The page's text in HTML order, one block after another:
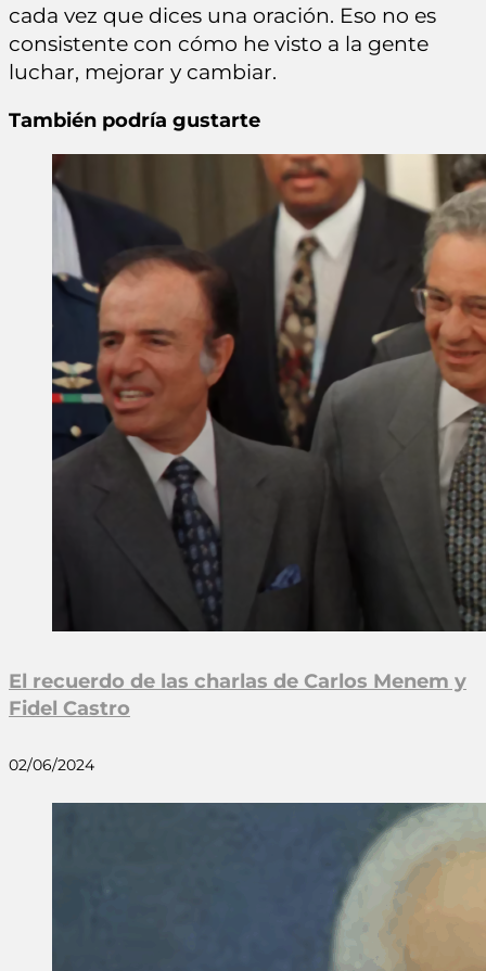
cada vez que dices una oración. Eso no es
consistente con cómo he visto a la gente
luchar, mejorar y cambiar.
También podría gustarte
El recuerdo de las charlas de Carlos Menem y
Fidel Castro
02/06/2024